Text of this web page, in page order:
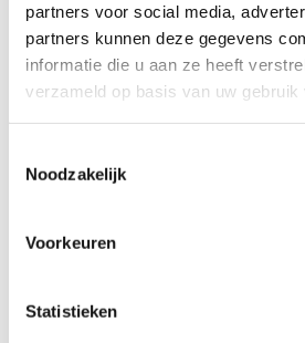
partners voor social media,
partners kunnen deze gegevens
informatie die u aan ze heeft
verzameld op basis van uw gebruik
Noodzakelijk
Voorkeuren
Statistieken
Vraag een
aan
Meer weten? Neem
op
Stuur een bericht